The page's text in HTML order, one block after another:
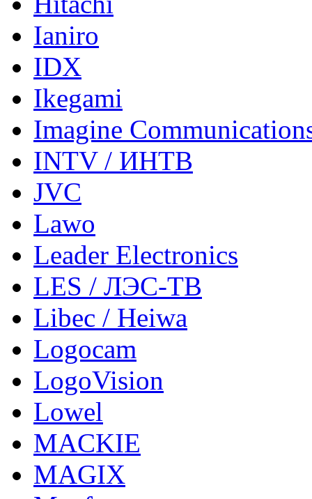
Ianiro
IDX
Ikegami
Imagine
INTV / ИНТВ
JVC
Lawo
Leader Electronics
LES / ЛЭС-ТВ
Libec / Heiwa
Logocam
LogoVision
Lowel
MACKIE
MAGIX